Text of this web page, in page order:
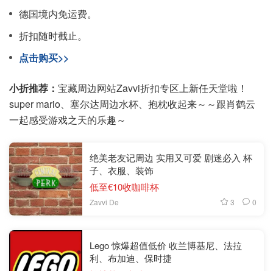
德国境内免运费。
折扣随时截止。
点击购买>>
小折推荐： 宝藏周边网站Zavvi折扣专区上新任天堂啦！
super mario、塞尔达周边水杯、抱枕收起来～～跟肖鹤云
一起感受游戏之天的乐趣～
绝美老友记周边 实用又可爱 剧迷必入 杯
子、衣服、装饰
低至€10收咖啡杯
Zavvi De 3 0
Lego 惊爆超值低价 收兰博基尼、法拉
利、布加迪、保时捷